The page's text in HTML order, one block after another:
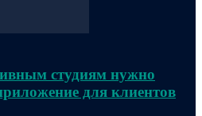
студиям нужно
для клиентов